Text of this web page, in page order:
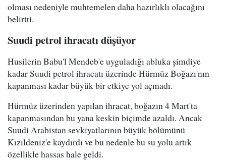
olması nedeniyle muhtemelen daha hazırlıklı olacağını
belirtti.
Suudi petrol ihracatı düşüyor
Husilerin Babu'l Mendeb'e uyguladığı abluka şimdiye
kadar Suudi petrol ihracatı üzerinde Hürmüz Boğazı'nın
kapanması kadar büyük bir etkiye yol açmadı.
Hürmüz üzerinden yapılan ihracat, boğazın 4 Mart'ta
kapanmasından bu yana keskin biçimde azaldı. Ancak
Suudi Arabistan sevkiyatlarının büyük bölümünü
Kızıldeniz'e kaydırdı ve bu nedenle bu su yolu artık
özellikle hassas hale geldi.